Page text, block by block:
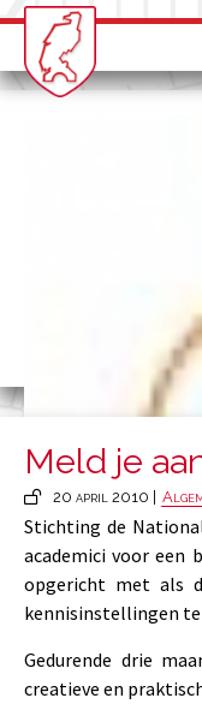
Meld je
20 april 2010 |
Stichting de
academici voor een
opgericht met als
kennisinstellingen
Gedurende drie
creatieve en